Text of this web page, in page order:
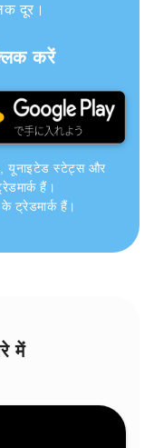
दूर।
करें
यूनाइटेड स्टेट्स और
हैं।
ट्रेडमार्क हैं।
में